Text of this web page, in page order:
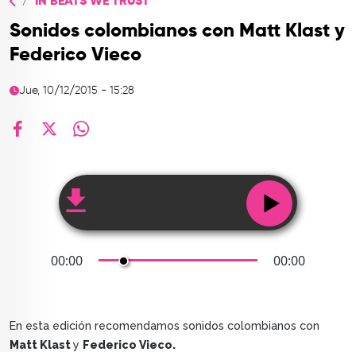
TOP
Sonidos colombianos con Matt Klast y
Federico Vieco
Jue, 10/12/2015 - 15:28
00:00 00:00
En esta edición recomendamos sonidos colombianos con
Matt Klasty Federico Vieco.